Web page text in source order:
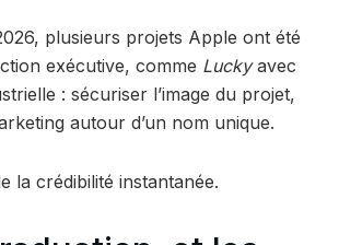
plusieurs projets Apple ont été
exécutive, comme Luckyavec
: sécuriser l’image du projet,
autour d’un nom unique.
la crédibilité instantanée.